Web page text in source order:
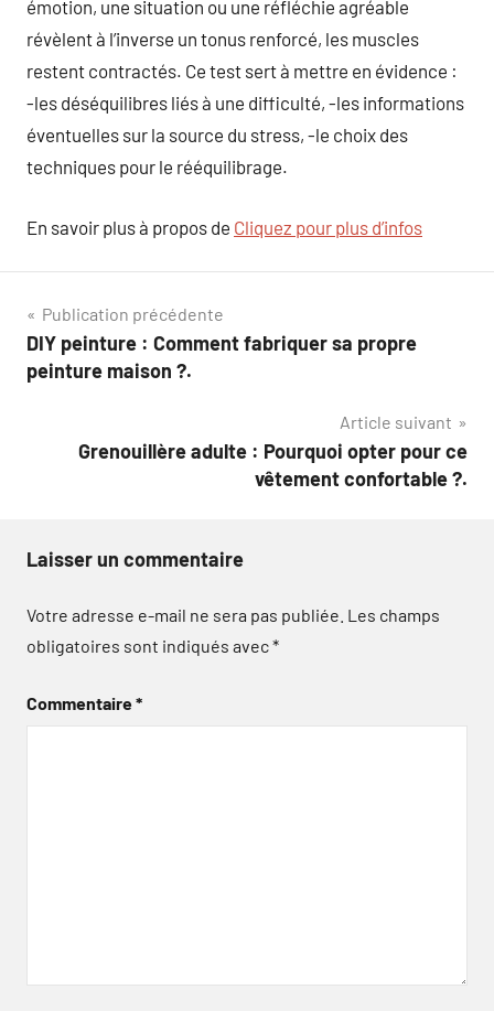
émotion, une situation ou une réfléchie agréable
révèlent à l’inverse un tonus renforcé, les muscles
restent contractés. Ce test sert à mettre en évidence :
-les déséquilibres liés à une difficulté, -les informations
éventuelles sur la source du stress, -le choix des
techniques pour le rééquilibrage.
En savoir plus à propos de Cliquez pour plus d’infos
Navigation
de
Publication précédente
DIY peinture : Comment fabriquer sa propre
peinture maison ?.
Article suivant
Grenouillère adulte : Pourquoi opter pour ce
vêtement confortable ?.
Laisser un commentaire
Votre adresse e-mail ne sera pas publiée. Les champs
obligatoires sont indiqués avec*
Commentaire*